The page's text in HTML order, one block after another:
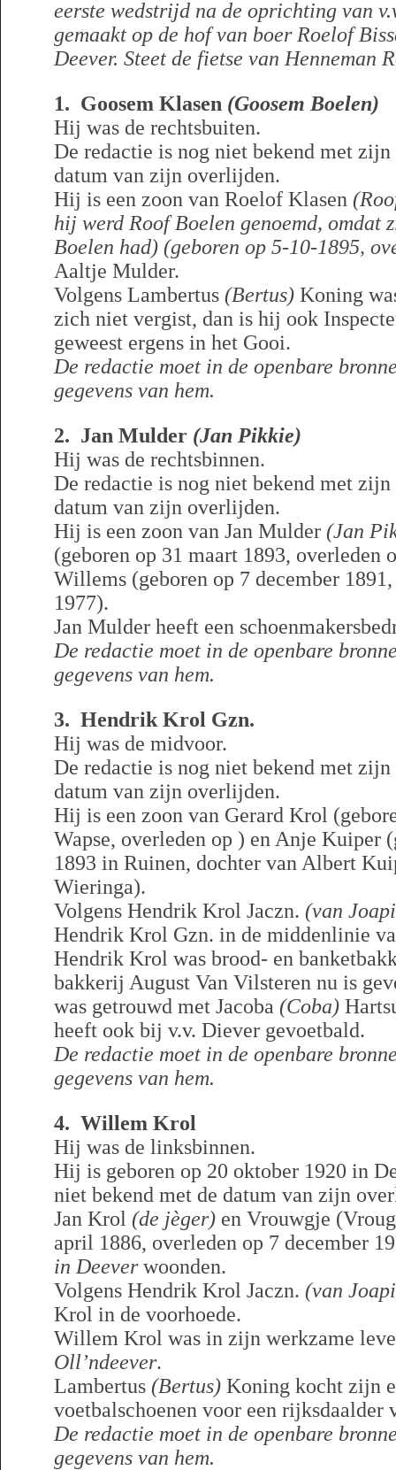
eerste wedstrijd na de oprichting van
gemaakt op de hof van boer Roelof
Deever. Steet de fietse van Henneman
1. Goosem Klasen (Goosem Boelen)
Hij was de rechtsbuiten.
De redactie is nog niet bekend met zijn
datum van zijn overlijden.
Hij is een zoon van Roelof Klasen
hij werd Roof Boelen genoemd, omdat
Boelen had) (geboren op 5-10-1895,
Aaltje Mulder.
Volgens Lambertus (Bertus) Koning
zich niet vergist, dan is hij ook
geweest ergens in het Gooi.
De redactie moet in de openbare
gegevens van hem.
2. Jan Mulder (Jan Pikkie)
Hij was de rechtsbinnen.
De redactie is nog niet bekend met zijn
datum van zijn overlijden.
Hij is een zoon van Jan Mulder (Jan
(geboren op 31 maart 1893, overleden
Willems (geboren op 7 december
1977).
Jan Mulder heeft een
De redactie moet in de openbare
gegevens van hem.
3. Hendrik Krol Gzn.
Hij was de midvoor.
De redactie is nog niet bekend met zijn
datum van zijn overlijden.
Hij is een zoon van Gerard Krol
Wapse, overleden op ) en Anje Kuiper
1893 in Ruinen, dochter van Albert
Wieringa).
Volgens Hendrik Krol Jaczn. (van
Hendrik Krol Gzn. in de middenlinie
Hendrik Krol was brood- en
bakkerij August Van Vilsteren nu is
was getrouwd met Jacoba (Coba)
heeft ook bij v.v. Diever gevoetbald.
De redactie moet in de openbare
gegevens van hem.
4. Willem Krol
Hij was de linksbinnen.
Hij is geboren op 20 oktober 1920 in
niet bekend met de datum van zijn
Jan Krol (de jèger) en Vrouwgje
april 1886, overleden op 7 december
in Deeverwoonden.
Volgens Hendrik Krol Jaczn. (van
Krol in de voorhoede.
Willem Krol was in zijn werkzame
Oll’ndeever.
Lambertus (Bertus) Koning kocht zijn
voetbalschoenen voor een
De redactie moet in de openbare
gegevens van hem.